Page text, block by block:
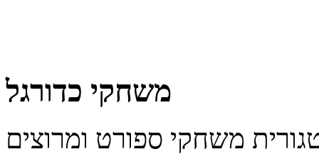
משחקי כדורגל